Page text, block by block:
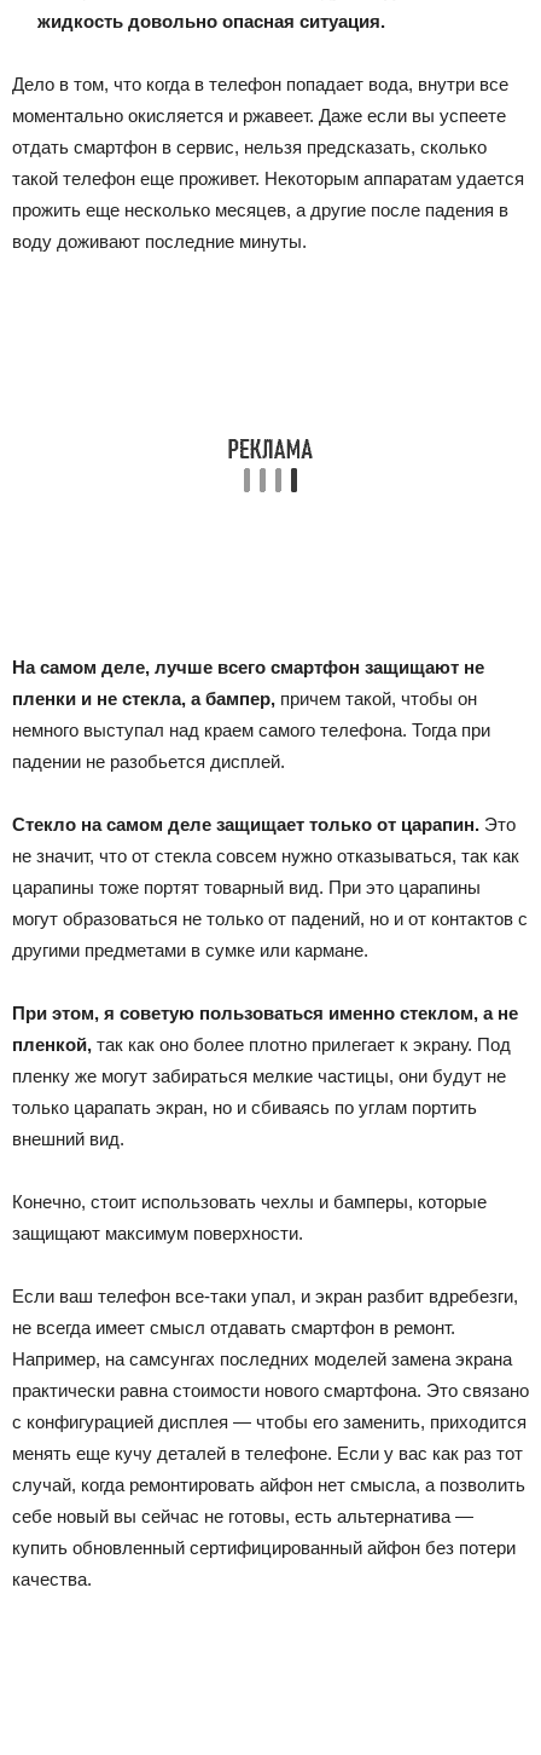
жидкость довольно опасная ситуация.
Дело в том, что когда в телефон попадает вода, внутри все
моментально окисляется и ржавеет. Даже если вы успеете
отдать смартфон в сервис, нельзя предсказать, сколько
такой телефон еще проживет. Некоторым аппаратам удается
прожить еще несколько месяцев, а другие после падения в
воду доживают последние минуты.
На самом деле, лучше всего смартфон защищают не
пленки и не стекла, а бампер, причем такой, чтобы он
немного выступал над краем самого телефона. Тогда при
падении не разобьется дисплей.
Стекло на самом деле защищает только от царапин. Это
не значит, что от стекла совсем нужно отказываться, так как
царапины тоже портят товарный вид. При это царапины
могут образоваться не только от падений, но и от контактов с
другими предметами в сумке или кармане.
При этом, я советую пользоваться именно стеклом, а не
пленкой, так как оно более плотно прилегает к экрану. Под
пленку же могут забираться мелкие частицы, они будут не
только царапать экран, но и сбиваясь по углам портить
внешний вид.
Конечно, стоит использовать чехлы и бамперы, которые
защищают максимум поверхности.
Если ваш телефон все-таки упал, и экран разбит вдребезги,
не всегда имеет смысл отдавать смартфон в ремонт.
Например, на самсунгах последних моделей замена экрана
практически равна стоимости нового смартфона. Это связано
с конфигурацией дисплея — чтобы его заменить, приходится
менять еще кучу деталей в телефоне. Если у вас как раз тот
случай, когда ремонтировать айфон нет смысла, а позволить
себе новый вы сейчас не готовы, есть альтернатива —
купить обновленный сертифицированный айфон без потери
качества.